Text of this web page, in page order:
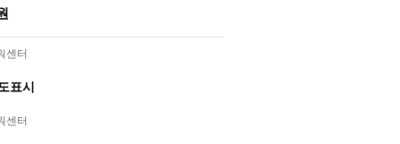
센터
표시
센터